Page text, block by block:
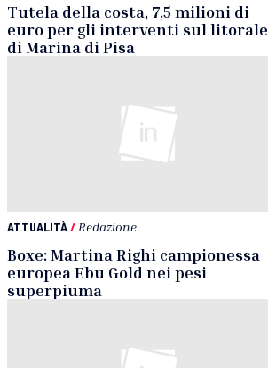
Tutela della costa, 7,5 milioni di
euro per gli interventi sul litorale
di Marina di Pisa
ATTUALITÀ/ Redazione
Boxe: Martina Righi campionessa
europea Ebu Gold nei pesi
superpiuma